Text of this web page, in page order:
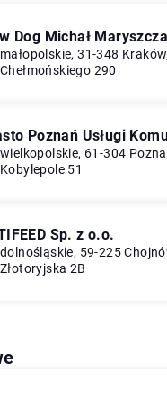
Dog Michał
małopolskie, 31-348
Chełmońskiego 290
Poznań Usługi
wielkopolskie, 61-304
Kobylepole 51
Sp. z o.o.
dolnośląskie, 59-225
Złotoryjska 2B